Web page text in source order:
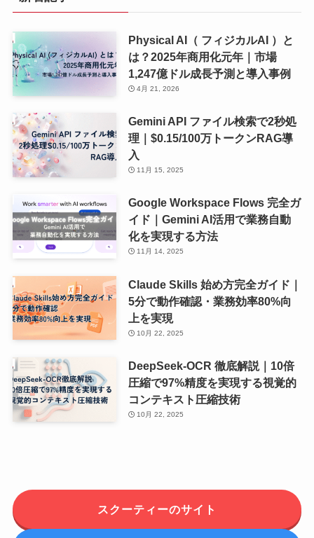
Physical AI（ フィジカルAI ）と
は？2025年商用化元年｜市場
1,247億ドル成長予測と導入事例
4月 21, 2026
Gemini API ファイル検索で2秒処
理｜$0.15/100万トークンRAG導
入
11月 15, 2025
Google Workspace Flows 完全ガ
イド｜Gemini AI活用で業務自動
化を実現する方法
11月 14, 2025
Claude Skills 始め方完全ガイド｜
5分で動作確認・業務効率80%向
上を実現
10月 22, 2025
DeepSeek-OCR 徹底解説｜10倍
圧縮で97%精度を実現する視覚的
コンテキスト圧縮技術
10月 22, 2025
スクーティーのサイト